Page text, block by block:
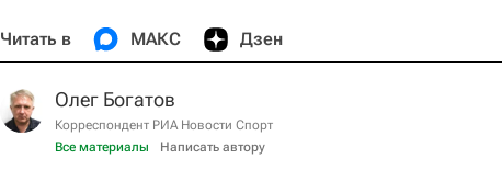
Читать в МАКС Дзен
Олег Богатов
Корреспондент РИА Новости Спорт
Все материалы
Написать автору